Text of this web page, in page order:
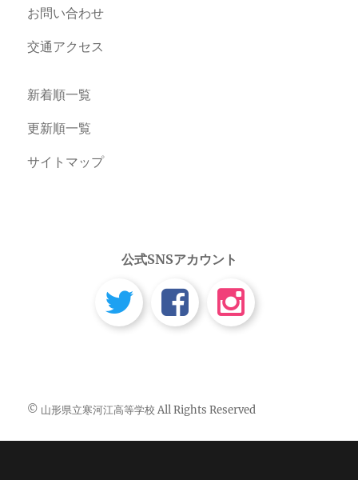
お問い合わせ
交通アクセス
新着順一覧
更新順一覧
サイトマップ
公式SNSアカウント
© 山形県立寒河江高等学校 All Rights Reserved